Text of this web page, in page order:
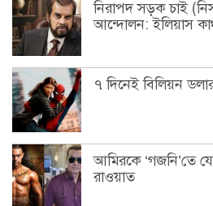
নিরাপদ সড়ক চাই
আন্দোলন: ইলিয়াস
৭ দিনেই বিলিয়ন
আমিরকে ‘গজনি’তে
রাওয়াত